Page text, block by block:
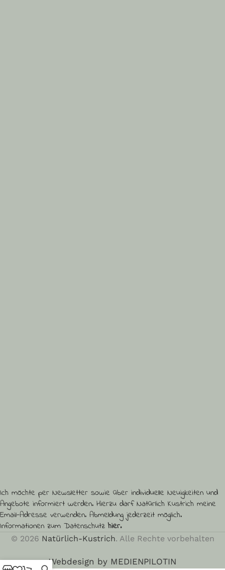
Ich möchte per Newsletter sowie über individuelle Neuigkeiten und
Angebote informiert werden. Hierzu darf Natürlich Kustrich meine
Email-Adresse verwenden. Abmeldung jederzeit möglich.
Informationen zum Datenschutz hier.
© 2026 Natürlich-Kustrich. Alle Rechte vorbehalten
Webdesign by MEDIENPILOTIN